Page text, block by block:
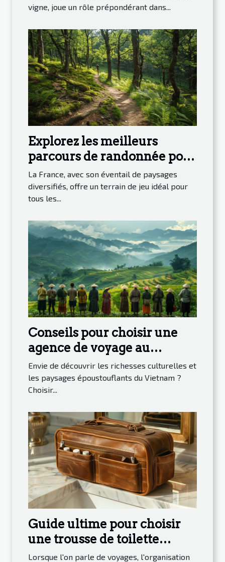
vigne, joue un rôle prépondérant dans...
Explorez les meilleurs
parcours de randonnée pour
découvrir la nature en
France
La France, avec son éventail de paysages
diversifiés, offre un terrain de jeu idéal pour
tous les...
Conseils pour choisir une
agence de voyage au
Vietnam
Envie de découvrir les richesses culturelles et
les paysages époustouflants du Vietnam ?
Choisir...
Guide ultime pour choisir
une trousse de toilette
homme pour voyager
Lorsque l'on parle de voyages, l'organisation